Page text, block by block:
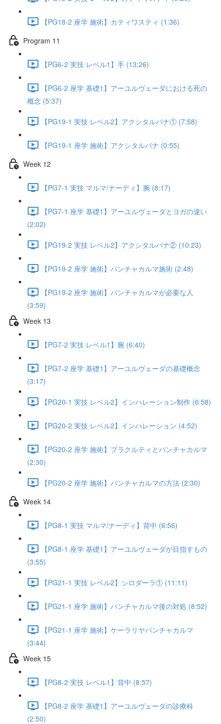
【PG18-2 座学 施術】カティワスティ (1:36)
Program 11
【PG6-2 実技 レベル1】手 (13:26)
【PG6-2 座学 基礎1】アーユルヴェーダにおける死の
概念 (5:37)
【PG19-1 実技 レベル2】アクシタルパナ① (7:58)
【PG19-1 座学 施術】アクシタルパナ (0:55)
Week 12
【PG7-1 実技 マルマ/ナーディ】腕 (8:17)
【PG7-1 座学 基礎1】アーユルヴェーダとヨガの違い
(2:02)
【PG19-2 実技 レベル2】アクシタルパナ② (10:23)
【PG19-2 座学 施術】パンチャカルマ施術 (2:48)
【PG19-2 座学 施術】パンチャカルマが必要な人
(3:59)
Week 13
【PG7-2 実技 レベル1】腕 (6:40)
【PG7-2 座学 基礎1】アーユルヴェーダの基礎概念
(3:17)
【PG20-1 実技 レベル2】インハレーション制作 (6:58)
【PG20-2 実技 レベル2】インハレーション (4:52)
【PG20-2 座学 施術】プラクルティとパンチャカルマ
(2:30)
【PG20-2 座学 施術】パンチャカルマの方法 (2:30)
Week 14
【PG8-1 実技 マルマ/ナーディ】背中 (6:56)
【PG8-1 座学 基礎1】アーユルヴェーダが目指すもの
(3:55)
【PG21-1 実技 レベル2】シロダーラ① (11:11)
【PG21-1 座学 施術】パンチャカルマ後の対処 (8:52)
【PG21-1 座学 施術】ケーラリヤパンチャカルマ
(3:44)
Week 15
【PG8-2 実技 レベル1】背中 (8:57)
【PG8-2 座学 基礎1】アーユルヴェーダの診療科
(2:50)